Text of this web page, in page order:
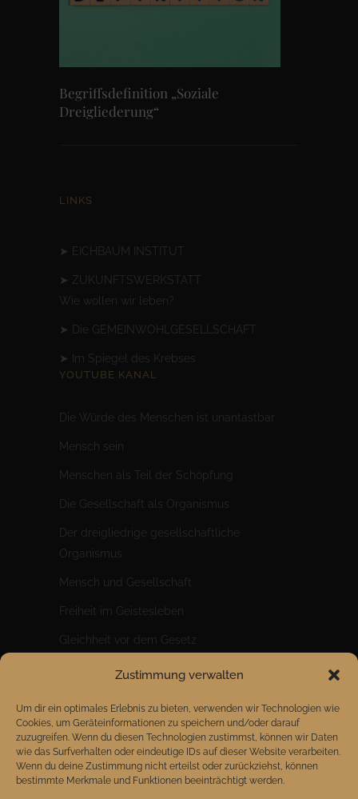
Zustimmung verwalten
Um dir ein optimales Erlebnis zu bieten, verwenden wir Technologien wie
Cookies, um Geräteinformationen zu speichern und/oder darauf
zuzugreifen. Wenn du diesen Technologien zustimmst, können wir Daten
wie das Surfverhalten oder eindeutige IDs auf dieser Website verarbeiten.
Wenn du deine Zustimmung nicht erteilst oder zurückziehst, können
bestimmte Merkmale und Funktionen beeinträchtigt werden.
Begriffsdefinition „Soziale
Dreigliederung“
LINKS
➤ EICHBAUM INSTITUT
➤ ZUKUNFTSWERKSTATT
Wie wollen wir leben?
➤ Die GEMEINWOHLGESELLSCHAFT
➤ Im Spiegel des Krebses
YOUTUBE KANAL
Die Würde des Menschen ist unantastbar
Mensc h sein
Menschen als Teil der Schöpfung
Die Gesellschaft als Organismus
Der dreigliedrige gesellschaftliche
Organismus
Mensch und Gesellschaft
Freiheit im Geistesleben
Gleichheit vor dem Gesetz
Brüderlichkeit im Wirtschaftsleben